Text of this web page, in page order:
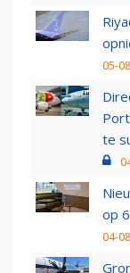
05-
te
op
04-